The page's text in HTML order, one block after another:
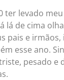
ter levado
lá de cima
pais e irmãos,
esse ano.
pesado e